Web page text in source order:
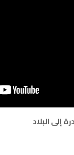
إلى البلاد